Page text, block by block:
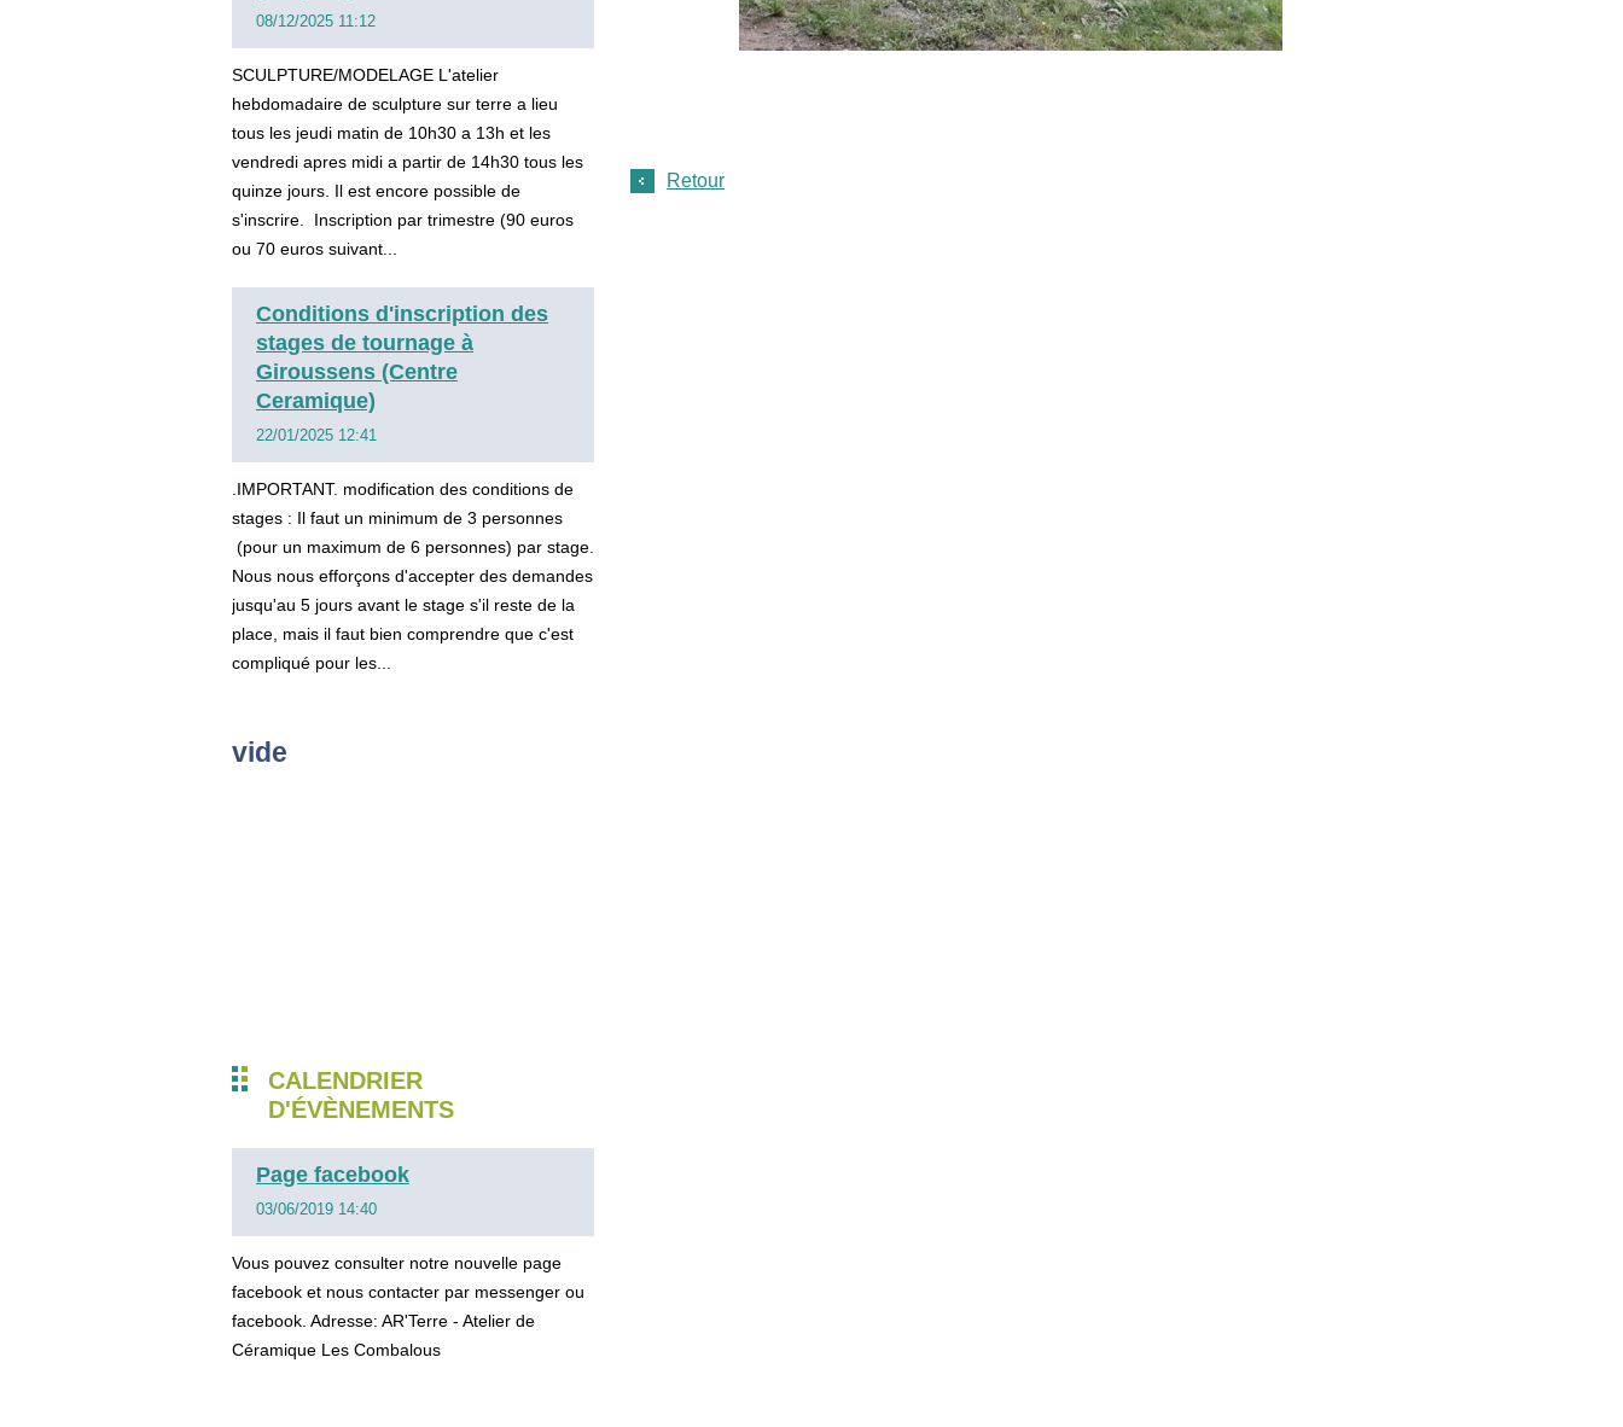
08/12/2025 11:12
SCULPTURE/MODELAGE L'atelier
hebdomadaire de sculpture sur terre a lieu
tous les jeudi matin de 10h30 a 13h et les
vendredi apres midi a partir de 14h30 tous les
quinze jours. Il est encore possible de
s'inscrire. Inscription par trimestre (90 euros
ou 70 euros suivant...
Conditions d'inscription des
stages de tournage à
Giroussens (Centre
Ceramique)
22/01/2025 12:41
.IMPORTANT. modification des conditions de
stages : Il faut un minimum de 3 personnes
(pour un maximum de 6 personnes) par stage.
Nous nous efforçons d'accepter des demandes
jusqu'au 5 jours avant le stage s'il reste de la
place, mais il faut bien comprendre que c'est
compliqué pour les...
vide
CALENDRIER
D'ÉVÈNEMENTS
Page facebook
03/06/2019 14:40
Vous pouvez consulter notre nouvelle page
facebook et nous contacter par messenger ou
facebook. Adresse: AR'Terre - Atelier de
Céramique Les Combalous
Retour